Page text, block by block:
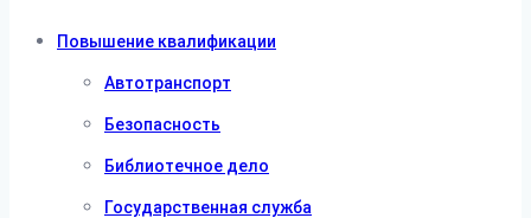
Повышение квалификации
Автотранспорт
Безопасность
Библиотечное дело
Государственная служба